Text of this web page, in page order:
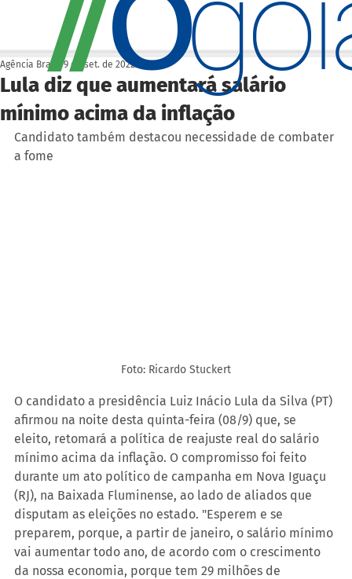
Lula diz que aumentará salário
mínimo acima da inflação
Agência Brasil 9 de set. de 2022
Candidato também destacou necessidade de combater
a fome
Foto: Ricardo Stuckert
O candidato a presidência Luiz Inácio Lula da Silva (PT)
afirmou na noite desta quinta-feira (08/9) que, se
eleito, retomará a política de reajuste real do salário
mínimo acima da inflação. O compromisso foi feito
durante um ato político de campanha em Nova Iguaçu
(RJ), na Baixada Fluminense, ao lado de aliados que
disputam as eleições no estado. "Esperem e se
preparem, porque, a partir de janeiro, o salário mínimo
vai aumentar todo ano, de acordo com o crescimento
da nossa economia, porque tem 29 milhões de